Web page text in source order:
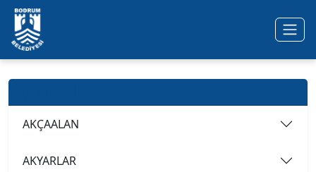
Ana içeriğe geç
AKÇAALAN
AKYARLAR